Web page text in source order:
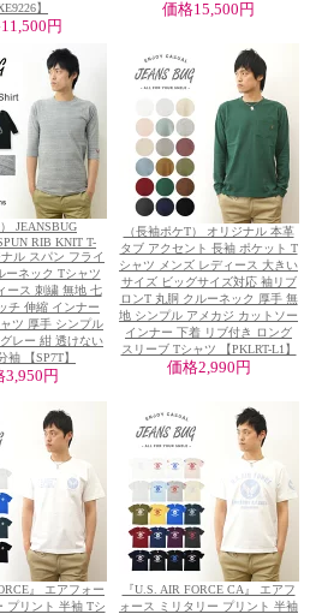
】
11,500円
価格15,500円
） JEANSBUG
RIB KNIT T-
ル スパン フライ
ーネック Tシャツ
ース 刺繍 無地 七
チ 伸縮 インナー
ツ 厚手 シンプル
レー 紺 透けない
袖 【SP7T】
3,950円
（長袖ポケT） オリジナル 本革
タブ アクセント 長袖 ポケット T
シャツ メンズ レディース 大きい
サイズ ビッグサイズ対応 袖リブ
ロンT 丸胴 クルーネック 厚手 無
地 シンプル アメカジ カットソー
インナー 下着 リブ付き ロング
スリーブ Tシャツ 【PKLRT-L1】
価格2,990円
』 エアフォー
プリント 半袖 Tシ
『U.S. AIR FORCE CA』 エアフ
ォース ミリタリー プリント 半袖